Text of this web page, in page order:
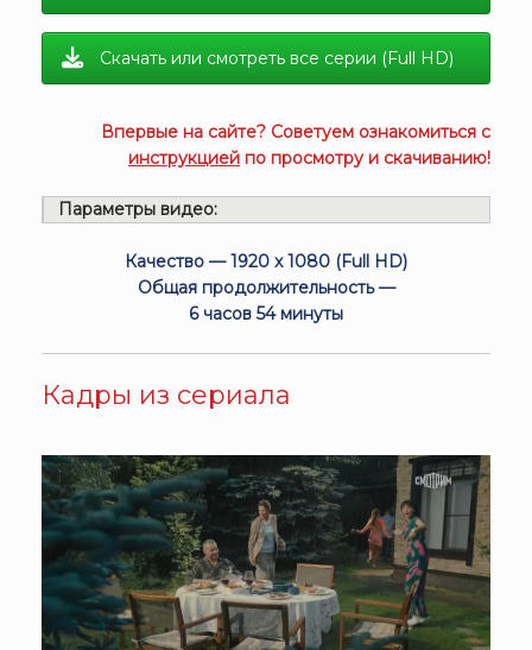
Скачать или смотреть все серии (Full HD)
Впервые на сайте? Советуем ознакомиться с
инструкцией по просмотру и скачиванию!
Параметры видео:
Качество — 1920 x 1080 (Full HD)
Общая продолжительность —
6 часов 54 минуты
Кадры из сериала